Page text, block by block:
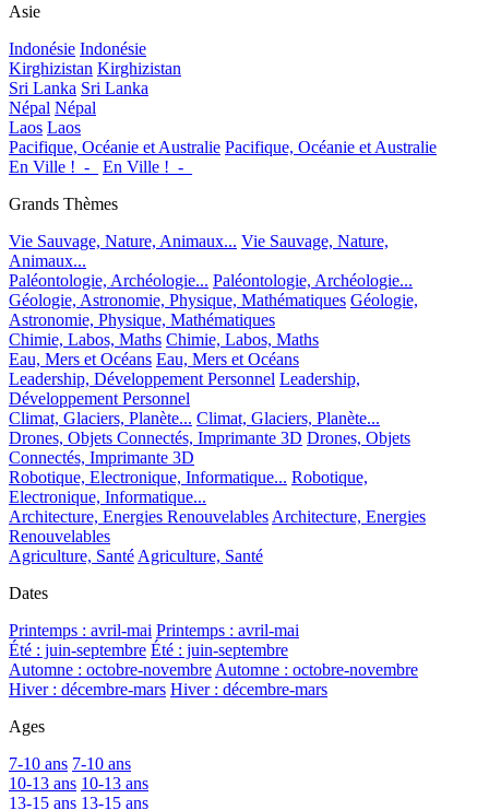
Asie
Indonésie Indonésie
Kirghizistan Kirghizistan
Sri Lanka Sri Lanka
Népal Népal
Laos Laos
Pacifique, Océanie et Australie Pacifique, Océanie et Australie
En Ville !_-_
En Ville !_-_
Grands Thèmes
Vie Sauvage, Nature, Animaux... Vie Sauvage, Nature,
Animaux...
Paléontologie, Archéologie... Paléontologie, Archéologie...
Géologie, Astronomie, Physique, Mathématiques Géologie,
Astronomie, Physique, Mathématiques
Chimie, Labos, Maths Chimie, Labos, Maths
Eau, Mers et Océans Eau, Mers et Océans
Leadership, Développement Personnel Leadership,
Développement Personnel
Climat, Glaciers, Planète... Climat, Glaciers, Planète...
Drones, Objets Connectés, Imprimante 3D Drones, Objets
Connectés, Imprimante 3D
Robotique, Electronique, Informatique... Robotique,
Electronique, Informatique...
Architecture, Energies Renouvelables Architecture, Energies
Renouvelables
Agriculture, Santé Agriculture, Santé
Dates
Printemps : avril-mai Printemps : avril-mai
Été : juin-septembre Été : juin-septembre
Automne : octobre-novembre Automne : octobre-novembre
Hiver : décembre-mars Hiver : décembre-mars
Ages
7-10 ans 7-10 ans
10-13 ans 10-13 ans
13-15 ans 13-15 ans